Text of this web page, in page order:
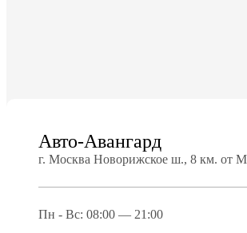
Авто-Авангард
г. Москва Новорижское ш., 8 км. от
Пн - Вс: 08:00 — 21:00